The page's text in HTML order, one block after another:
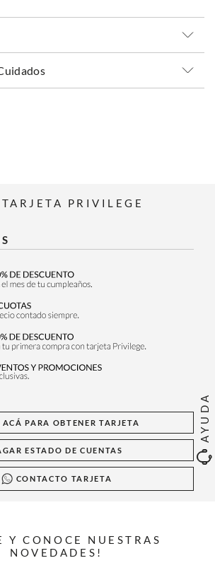
AYUDA
TARJETA PRIVILEGE
PARA OBTENER TARJETA
ESTADO DE CUENTAS
CONTACTO TARJETA
Y CONOCE NUESTRAS
NOVEDADES!